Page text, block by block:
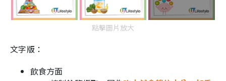
點擊圖片放大
文字版：
飲食方面